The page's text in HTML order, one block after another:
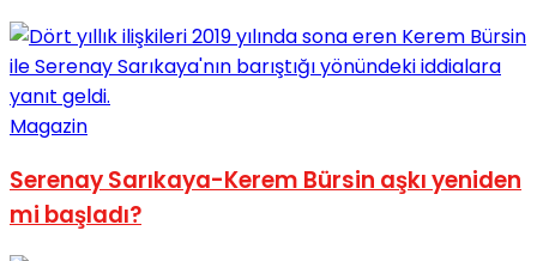
Magazin
Serenay Sarıkaya-Kerem Bürsin aşkı yeniden
mi başladı?